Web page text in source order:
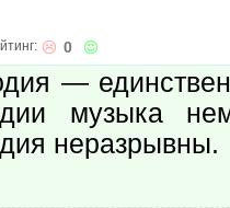
0
—
музыка
неразрывны.